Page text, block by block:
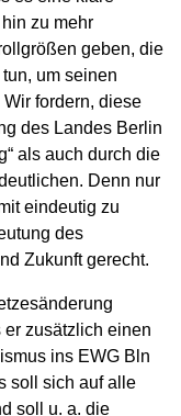
zu mehr
geben, die
um seinen
fordern, diese
des Landes Berlin
als auch durch die
Denn nur
eindeutig zu
des
Zukunft gerecht.
er zusätzlich einen
ins EWG Bln
soll sich auf alle
soll u. a. die